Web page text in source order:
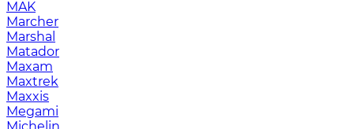
MAK
Marcher
Marshal
Matador
Maxam
Maxtrek
Maxxis
Megami